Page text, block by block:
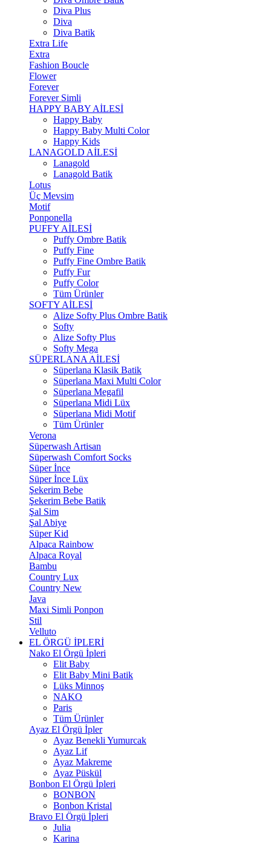
Diva Plus
Diva
Diva Batik
Extra Life
Extra
Fashion Boucle
Flower
Forever
Forever Simli
HAPPY BABY AİLESİ
Happy Baby
Happy Baby Multi Color
Happy Kids
LANAGOLD AİLESİ
Lanagold
Lanagold Batik
Lotus
Üç Mevsim
Motif
Ponponella
PUFFY AİLESİ
Puffy Ombre Batik
Puffy Fine
Puffy Fine Ombre Batik
Puffy Fur
Puffy Color
Tüm Ürünler
SOFTY AİLESİ
Alize Softy Plus Ombre Batik
Softy
Alize Softy Plus
Softy Mega
SÜPERLANA AİLESİ
Süperlana Klasik Batik
Süperlana Maxi Multi Color
Süperlana Megafil
Süperlana Midi Lüx
Süperlana Midi Motif
Tüm Ürünler
Verona
Süperwash Artisan
Süperwash Comfort Socks
Süper İnce
Süper İnce Lüx
Şekerim Bebe
Şekerim Bebe Batik
Şal Sim
Şal Abiye
Süper Kid
Alpaca Rainbow
Alpaca Royal
Bambu
Country Lux
Country New
Java
Maxi Simli Ponpon
Stil
Velluto
EL ÖRGÜ İPLERİ
Nako El Örgü İpleri
Elit Baby
Elit Baby Mini Batik
Lüks Minnoş
NAKO
Paris
Tüm Ürünler
Ayaz El Örgü İpler
Ayaz Benekli Yumurcak
Ayaz Lif
Ayaz Makreme
Ayaz Püskül
Bonbon El Örgü İpleri
BONBON
Bonbon Kristal
Bravo El Örgü İpleri
Julia
Karina